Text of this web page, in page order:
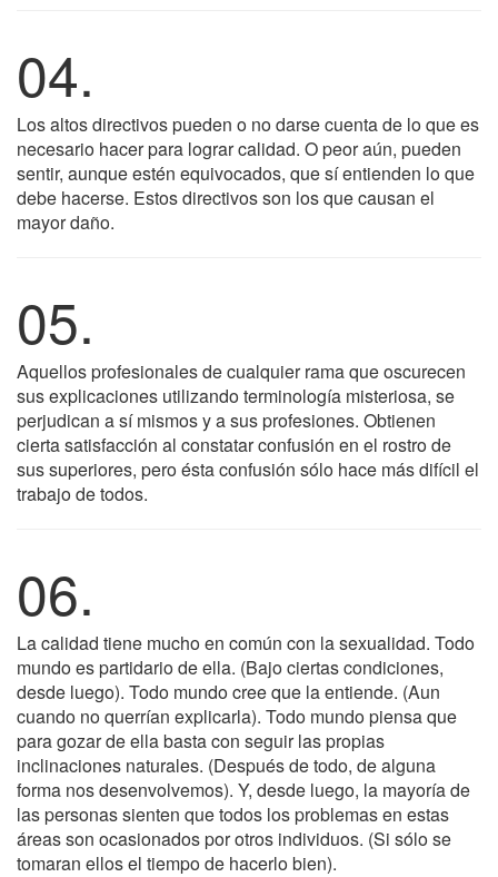
04.
Los altos directivos pueden o no darse cuenta de lo que es
necesario hacer para lograr calidad. O peor aún, pueden
sentir, aunque estén equivocados, que sí entienden lo que
debe hacerse. Estos directivos son los que causan el
mayor daño.
05.
Aquellos profesionales de cualquier rama que oscurecen
sus explicaciones utilizando terminología misteriosa, se
perjudican a sí mismos y a sus profesiones. Obtienen
cierta satisfacción al constatar confusión en el rostro de
sus superiores, pero ésta confusión sólo hace más difícil el
trabajo de todos.
06.
La calidad tiene mucho en común con la sexualidad. Todo
mundo es partidario de ella. (Bajo ciertas condiciones,
desde luego). Todo mundo cree que la entiende. (Aun
cuando no querrían explicarla). Todo mundo piensa que
para gozar de ella basta con seguir las propias
inclinaciones naturales. (Después de todo, de alguna
forma nos desenvolvemos). Y, desde luego, la mayoría de
las personas sienten que todos los problemas en estas
áreas son ocasionados por otros individuos. (Si sólo se
tomaran ellos el tiempo de hacerlo bien).